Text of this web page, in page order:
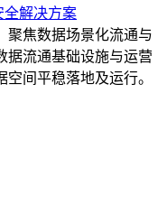
全解决方案
聚焦数据场景化流通与
据流通基础设施与运营
间平稳落地及运行。